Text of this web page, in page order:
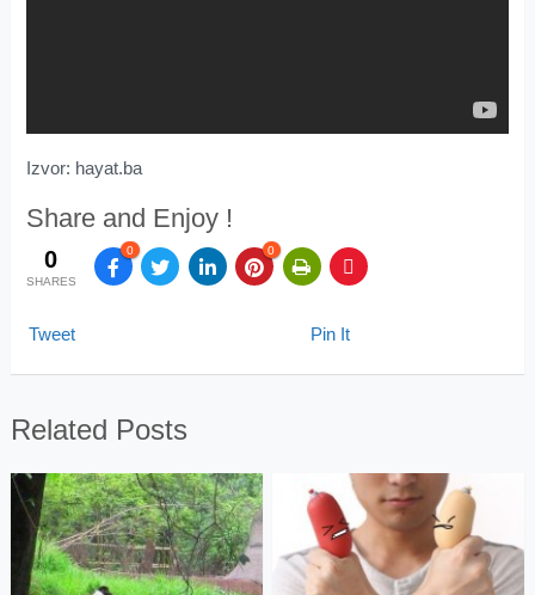
Izvor: hayat.ba
Share and Enjoy !
0
SHARES
0 0
Tweet Pin It
Related Posts